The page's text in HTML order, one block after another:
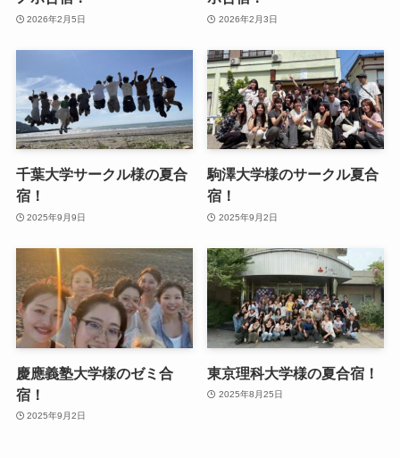
2026年2月5日 2026年2月3日
千葉大学サークル様の夏合
宿！
2025年9月9日
駒澤大学様のサークル夏合
宿！
2025年9月2日
慶應義塾大学様のゼミ合
宿！
2025年9月2日
東京理科大学様の夏合宿！
2025年8月25日